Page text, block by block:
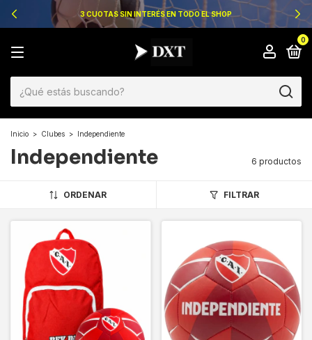
3 CUOTAS SIN INTERÉS EN TODO EL SHOP
0
Inicio > Clubes > Independiente
Independiente 6 productos
ORDENAR FILTRAR